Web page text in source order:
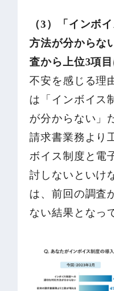
（3）「インボ
方法が分からな
査から上位3項
不安を感じる理
は「インボイス
が分からない」
請求書業務より
ボイス制度と電
討しないといけ
は、前回の調査
ない結果となっ